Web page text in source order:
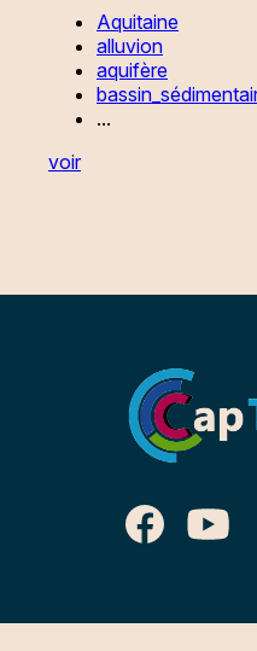
Aquitaine
alluvion
aquifère
...
voir